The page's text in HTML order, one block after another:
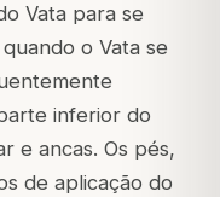
Vata para se
o Vata se
inferior do
e ancas. Os pés,
de aplicação do